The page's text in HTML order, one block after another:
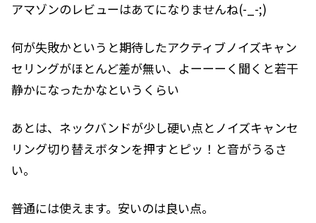
アマゾンのレビューはあてになりませんね(-_-;)
何が失敗かというと期待したアクティブノイズキャン
セリングがほとんど差が無い、よーーーく聞くと若干
静かになったかなというくらい
あとは、ネックバンドが少し硬い点とノイズキャンセ
リング切り替えボタンを押すとピッ！と音がうるさ
い。
普通には使えます。安いのは良い点。